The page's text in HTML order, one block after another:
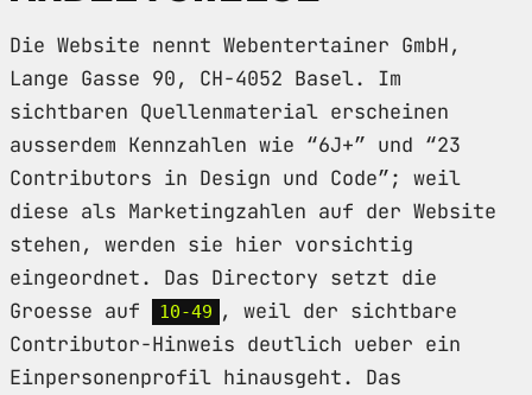
Die Website nennt Webentertainer GmbH,
Lange Gasse 90, CH-4052 Basel. Im
sichtbaren Quellenmaterial erscheinen
ausserdem Kennzahlen wie “6J+” und “23
Contributors in Design und Code”; weil
diese als Marketingzahlen auf der Website
stehen, werden sie hier vorsichtig
eingeordnet. Das Directory setzt die
Groesse auf
10-49 , weil der sichtbare
Contributor-Hinweis deutlich ueber ein
Einpersonenprofil hinausgeht. Das